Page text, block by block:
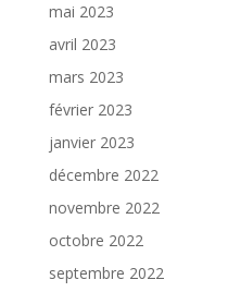
mai 2023
avril 2023
mars 2023
février 2023
janvier 2023
décembre 2022
novembre 2022
octobre 2022
septembre 2022